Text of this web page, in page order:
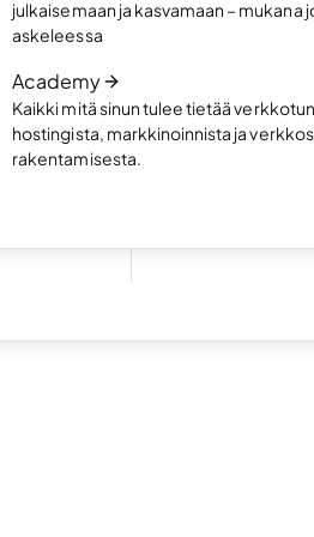
julkaisemaan ja kasvamaan – mukana
askeleessa
Academy
Kaikki mitä sinun tulee tietää
hostingista, markkinoinnista ja
rakentamisesta.